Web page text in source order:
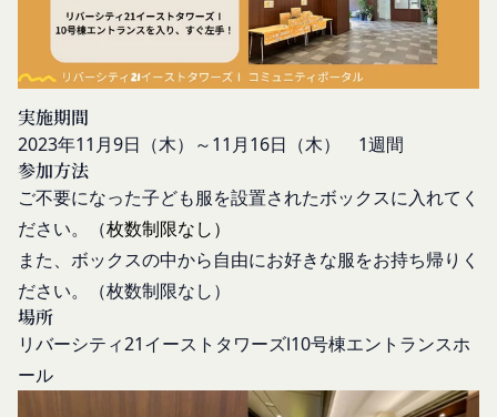
実施期間
2023年11月9日（木）～11月16日（木） 1週間
参加方法
ご不要になった子ども服を設置されたボックスに入れてく
ださい。（枚数制限なし）
また、ボックスの中から自由にお好きな服をお持ち帰りく
ださい。
（枚数制限なし）
場所
リバーシティ21イーストタワーズⅠ10号棟エントランスホ
ール
防ぐため、セキュリティーの維持に努めます。ま
た、当社は、当社の通常の事業運営に照らして当社
が不要と判断した場合、お客様から取得したお客様
情報を安全かつ合理的な方法で消去します。
第三者への提供等
当社は、以下の場合、お客様情報を第三者と共有す
ることがあります。（以下、当社がお客様情報を提
供した相手方を「提供先」といいます。）
お客様の同意を得た場合
当社は、お客様の同意を得た場合、お客様情報（個
人情報の場合もあります。）を第三者である会社、
組織、個人に提供することがあります。
第三者サービス提供者との共有
支払処理、データ分析、メール送信、ホスティング
なします。
当社が提供する本サービス以外のサービス又は提携
パートナーが提供するサービスについては、各サー
ビスに定められる利用規約等に従ってご利用くださ
い。
本契約において使用される以下の各用語は各々以下
に定める意味を有します。
第3条（提供されるサービス）
当社が提供する本サービスは、次の各号に掲げるサ
ービスとします。
コミュニティポータルサイトが提供する情報サ
前各号に付随する各種サービス
当社は、前項各号に定めるサービスの内容を変更す